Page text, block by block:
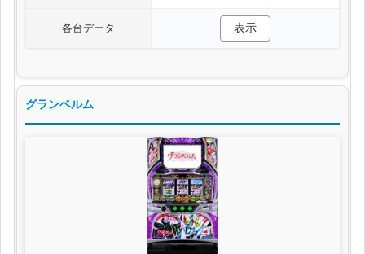
各台データ 表示
グランベルム